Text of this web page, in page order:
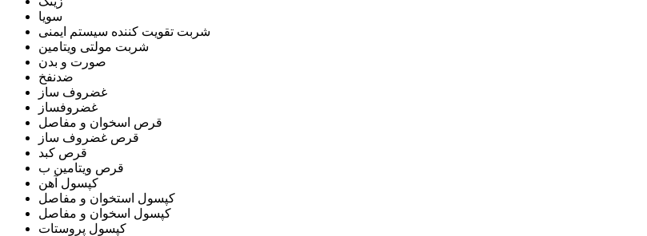
سویا
شربت تقویت کننده سیستم ایمنی
شربت مولتی ویتامین
صورت و بدن
ضدنفخ
غضروف ساز
غضروفساز
قرص اسخوان و مفاصل
قرص غضروف ساز
قرص کبد
قرص ویتامین ب
کپسول آهن
کپسول استخوان و مفاصل
کپسول اسخوان و مفاصل
کپسول پروستات